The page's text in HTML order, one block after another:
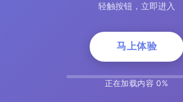
轻触按钮，立即进入
马上体验
正在加载内容 5%